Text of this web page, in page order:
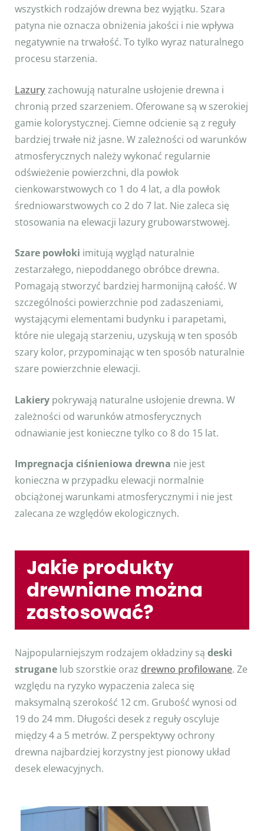
wszystkich rodzajów drewna bez wyjątku. Szara
patyna nie oznacza obniżenia jakości i nie wpływa
negatywnie na trwałość. To tylko wyraz naturalnego
procesu starzenia.
Lazuryzachowują naturalne usłojenie drewna i
chronią przed szarzeniem. Oferowane są w szerokiej
gamie kolorystycznej. Ciemne odcienie są z reguły
bardziej trwałe niż jasne. W zależności od warunków
atmosferycznych należy wykonać regularnie
odświeżenie powierzchni, dla powłok
cienkowarstwowych co 1 do 4 lat, a dla powłok
średniowarstwowych co 2 do 7 lat. Nie zaleca się
stosowania na elewacji lazury grubowarstwowej.
Szare powłoki imitują wygląd naturalnie
zestarzałego, niepoddanego obróbce drewna.
Pomagają stworzyć bardziej harmonijną całość. W
szczególności powierzchnie pod zadaszeniami,
wystającymi elementami budynku i parapetami,
które nie ulegają starzeniu, uzyskują w ten sposób
szary kolor, przypominając w ten sposób naturalnie
szare powierzchnie elewacji.
Lakiery pokrywają naturalne usłojenie drewna. W
zależności od warunków atmosferycznych
odnawianie jest konieczne tylko co 8 do 15 lat.
Impregnacja ciśnieniowa drewna nie jest
konieczna w przypadku elewacji normalnie
obciążonej warunkami atmosferycznymi i nie jest
zalecana ze względów ekologicznych.
Jakie produkty
drewniane można
zastosować?
Najpopularniejszym rodzajem okładziny są deski
strugane lub szorstkie oraz drewno profilowane. Ze
względu na ryzyko wypaczenia zaleca się
maksymalną szerokość 12 cm. Grubość wynosi od
19 do 24 mm. Długości desek z reguły oscyluje
między 4 a 5 metrów. Z perspektywy ochrony
drewna najbardziej korzystny jest pionowy układ
desek elewacyjnych.